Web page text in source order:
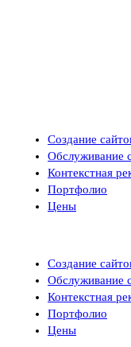
Создание
Обслуживание
Контекстная
Портфолио
Цены
Создание
Обслуживание
Контекстная
Портфолио
Цены